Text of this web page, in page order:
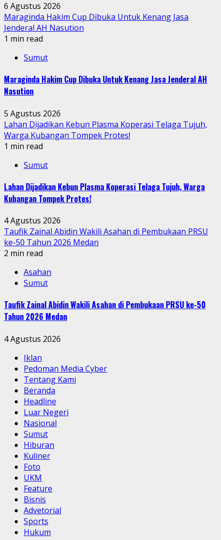
6 Agustus 2026
Maraginda Hakim Cup Dibuka Untuk Kenang Jasa
Jenderal AH Nasution
1 min read
Sumut
Maraginda Hakim Cup Dibuka Untuk Kenang Jasa Jenderal AH
Nasution
5 Agustus 2026
Lahan Dijadikan Kebun Plasma Koperasi Telaga Tujuh,
Warga Kubangan Tompek Protes!
1 min read
Sumut
Lahan Dijadikan Kebun Plasma Koperasi Telaga Tujuh, Warga
Kubangan Tompek Protes!
4 Agustus 2026
Taufik Zainal Abidin Wakili Asahan di Pembukaan PRSU
ke-50 Tahun 2026 Medan
2 min read
Asahan
Sumut
Taufik Zainal Abidin Wakili Asahan di Pembukaan PRSU ke-50
Tahun 2026 Medan
4 Agustus 2026
Iklan
Pedoman Media Cyber
Tentang Kami
Beranda
Headline
Luar Negeri
Nasional
Sumut
Hiburan
Kuliner
Foto
UKM
Feature
Bisnis
Advetorial
Sports
Hukum